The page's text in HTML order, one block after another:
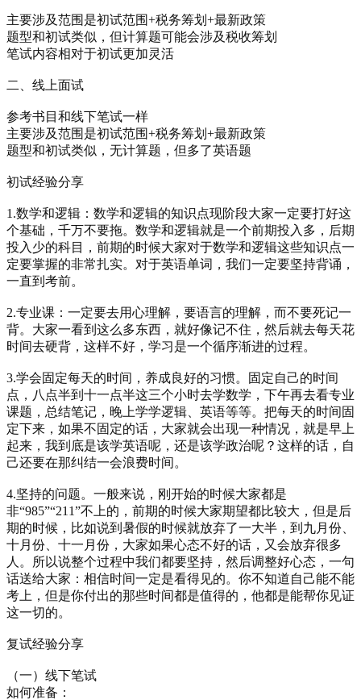
主要涉及范围是初试范围+税务筹划+最新政策
题型和初试类似，但计算题可能会涉及税收筹划
笔试内容相对于初试更加灵活
二、线上面试
参考书目和线下笔试一样
主要涉及范围是初试范围+税务筹划+最新政策
题型和初试类似，无计算题，但多了英语题
初试经验分享
1.数学和逻辑：数学和逻辑的知识点现阶段大家一定要打好这
个基础，千万不要拖。数学和逻辑就是一个前期投入多，后期
投入少的科目，前期的时候大家对于数学和逻辑这些知识点一
定要掌握的非常扎实。对于英语单词，我们一定要坚持背诵，
一直到考前。
2.专业课：一定要去用心理解，要语言的理解，而不要死记一
背。大家一看到这么多东西，就好像记不住，然后就去每天花
时间去硬背，这样不好，学习是一个循序渐进的过程。
3.学会固定每天的时间，养成良好的习惯。固定自己的时间
点，八点半到十一点半这三个小时去学数学，下午再去看专业
课题，总结笔记，晚上学学逻辑、英语等等。把每天的时间固
定下来，如果不固定的话，大家就会出现一种情况，就是早上
起来，我到底是该学英语呢，还是该学政治呢？这样的话，自
己还要在那纠结一会浪费时间。
4.坚持的问题。一般来说，刚开始的时候大家都是
非“985”“211”不上的，前期的时候大家期望都比较大，但是后
期的时候，比如说到暑假的时候就放弃了一大半，到九月份、
十月份、十一月份，大家如果心态不好的话，又会放弃很多
人。所以说整个过程中我们都要坚持，然后调整好心态，一句
话送给大家：相信时间一定是看得见的。你不知道自己能不能
考上，但是你付出的那些时间都是值得的，他都是能帮你见证
这一切的。
复试经验分享
（一）线下笔试
如何准备：